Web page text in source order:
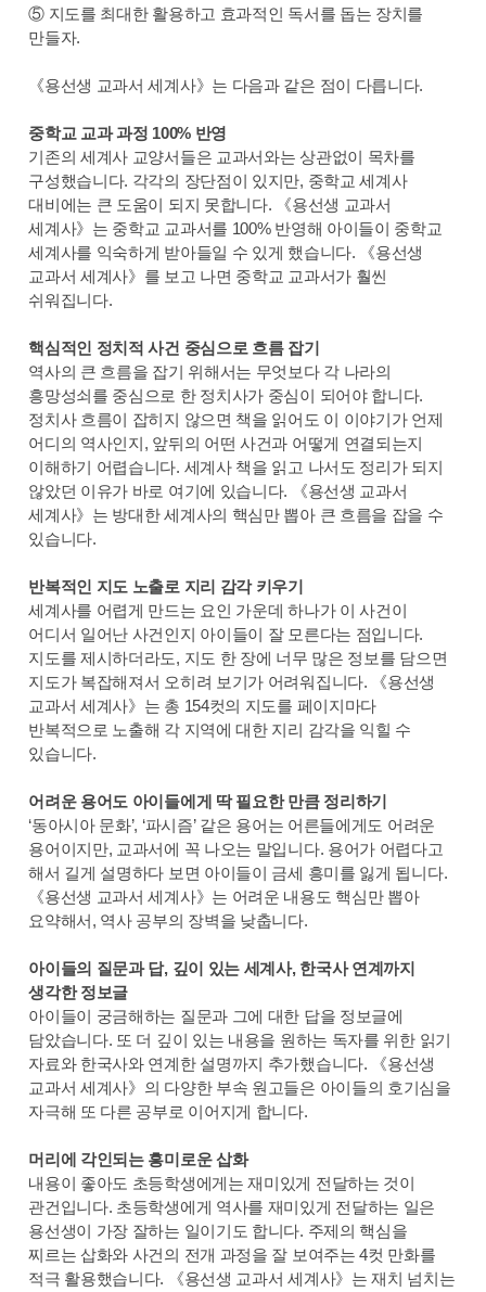
⑤ 지도를 최대한 활용하고 효과적인 독서를 돕는 장치를
만들자.
《용선생 교과서 세계사》는 다음과 같은 점이 다릅니다.
중학교 교과 과정 100% 반영
기존의 세계사 교양서들은 교과서와는 상관없이 목차를
구성했습니다. 각각의 장단점이 있지만, 중학교 세계사
대비에는 큰 도움이 되지 못합니다. 《용선생 교과서
세계사》는 중학교 교과서를 100% 반영해 아이들이 중학교
세계사를 익숙하게 받아들일 수 있게 했습니다. 《용선생
교과서 세계사》를 보고 나면 중학교 교과서가 훨씬
쉬워집니다.
핵심적인 정치적 사건 중심으로 흐름 잡기
역사의 큰 흐름을 잡기 위해서는 무엇보다 각 나라의
흥망성쇠를 중심으로 한 정치사가 중심이 되어야 합니다.
정치사 흐름이 잡히지 않으면 책을 읽어도 이 이야기가 언제
어디의 역사인지, 앞뒤의 어떤 사건과 어떻게 연결되는지
이해하기 어렵습니다. 세계사 책을 읽고 나서도 정리가 되지
않았던 이유가 바로 여기에 있습니다. 《용선생 교과서
세계사》는 방대한 세계사의 핵심만 뽑아 큰 흐름을 잡을 수
있습니다.
반복적인 지도 노출로 지리 감각 키우기
세계사를 어렵게 만드는 요인 가운데 하나가 이 사건이
어디서 일어난 사건인지 아이들이 잘 모른다는 점입니다.
지도를 제시하더라도, 지도 한 장에 너무 많은 정보를 담으면
지도가 복잡해져서 오히려 보기가 어려워집니다. 《용선생
교과서 세계사》는 총 154컷의 지도를 페이지마다
반복적으로 노출해 각 지역에 대한 지리 감각을 익힐 수
있습니다.
어려운 용어도 아이들에게 딱 필요한 만큼 정리하기
‘동아시아 문화’, ‘파시즘’ 같은 용어는 어른들에게도 어려운
용어이지만, 교과서에 꼭 나오는 말입니다. 용어가 어렵다고
해서 길게 설명하다 보면 아이들이 금세 흥미를 잃게 됩니다.
《용선생 교과서 세계사》는 어려운 내용도 핵심만 뽑아
요약해서, 역사 공부의 장벽을 낮춥니다.
아이들의 질문과 답, 깊이 있는 세계사, 한국사 연계까지
생각한 정보글
아이들이 궁금해하는 질문과 그에 대한 답을 정보글에
담았습니다. 또 더 깊이 있는 내용을 원하는 독자를 위한 읽기
자료와 한국사와 연계한 설명까지 추가했습니다. 《용선생
교과서 세계사》의 다양한 부속 원고들은 아이들의 호기심을
자극해 또 다른 공부로 이어지게 합니다.
머리에 각인되는 흥미로운 삽화
내용이 좋아도 초등학생에게는 재미있게 전달하는 것이
관건입니다. 초등학생에게 역사를 재미있게 전달하는 일은
용선생이 가장 잘하는 일이기도 합니다. 주제의 핵심을
찌르는 삽화와 사건의 전개 과정을 잘 보여주는 4컷 만화를
적극 활용했습니다. 《용선생 교과서 세계사》는 재치 넘치는